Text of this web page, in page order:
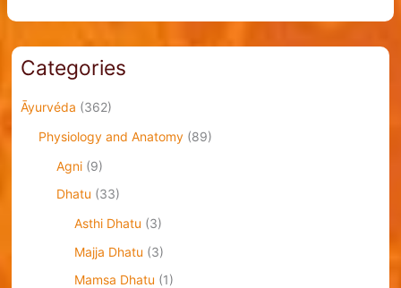
Categories
Āyurvéda (362)
Physiology and Anatomy(89)
Agni(9)
Dhatu (33)
Asthi Dhatu (3)
Majja Dhatu (3)
Mamsa Dhatu (1)